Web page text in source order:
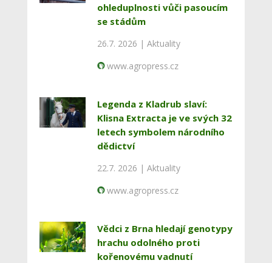
ohleduplnosti vůči pasoucím
se stádům
26.7. 2026 | Aktuality
www.agropress.cz
Legenda z Kladrub slaví:
Klisna Extracta je ve svých 32
letech symbolem národního
dědictví
22.7. 2026 | Aktuality
www.agropress.cz
Vědci z Brna hledají genotypy
hrachu odolného proti
kořenovému vadnutí